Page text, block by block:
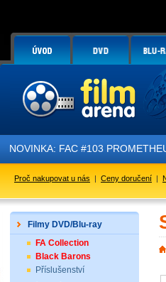
FAC #103 PROMETHEUS
Proč nakupovat u nás | Ceny doručení |
Filmy DVD/Blu-ray
FA Collection
Black Barons
Příslušenství